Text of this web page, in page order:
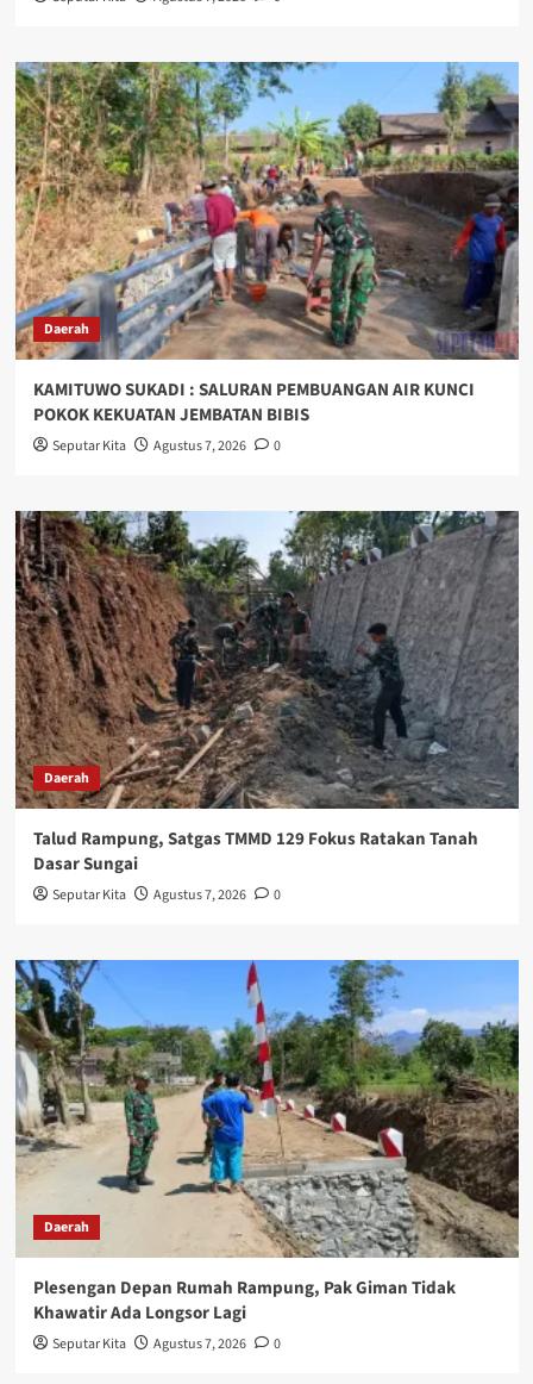
Daerah
KAMITUWO SUKADI : SALURAN PEMBUANGAN AIR KUNCI
POKOK KEKUATAN JEMBATAN BIBIS
Seputar Kita Agustus 7, 2026 0
Daerah
Talud Rampung, Satgas TMMD 129 Fokus Ratakan Tanah
Dasar Sungai
Seputar Kita Agustus 7, 2026 0
Daerah
Plesengan Depan Rumah Rampung, Pak Giman Tidak
Khawatir Ada Longsor Lagi
Seputar Kita Agustus 7, 2026 0